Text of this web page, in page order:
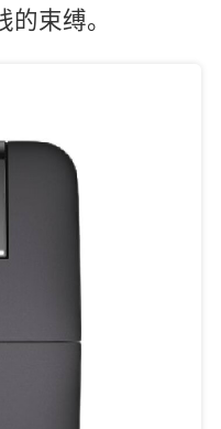
束缚。